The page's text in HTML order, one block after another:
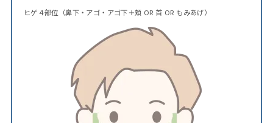
ヒゲ４部位（鼻下・アゴ・アゴ下＋頬 OR 首 OR もみあげ）